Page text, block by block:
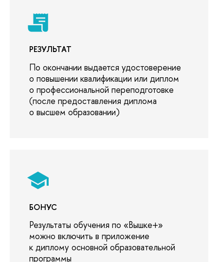
РЕЗУЛЬТАТ
По окончании выдается удостоверение
о повышении квалификации или диплом
о профессиональной переподготовке
(после предоставления диплома
о высшем образовании)
БОНУС
Результаты обучения по «Вышке+»
можно включить в приложение
к диплому основной образовательной
программы